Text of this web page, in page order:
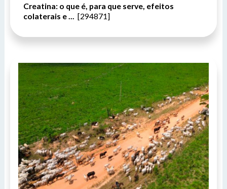
Creatina: o que é, para que serve, efeitos
colaterais e ... [294871]